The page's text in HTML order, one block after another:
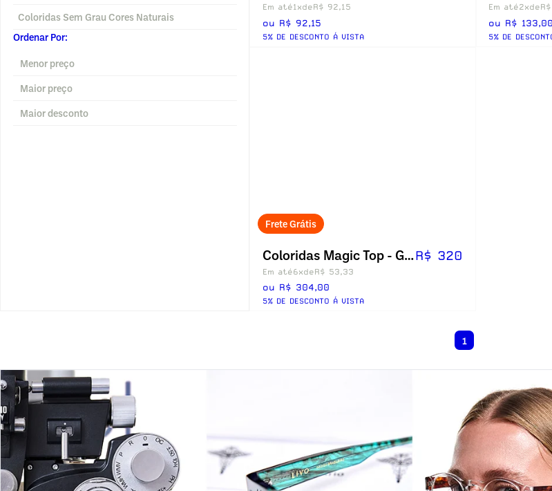
Coloridas Sem Grau Cores Naturais
Ordenar Por:
Menor preço
Maior preço
Maior desconto
Em até1xdeR$ 92,15
ou R$ 92,15
5% DE DESCONTO Á VISTA
Em até2xde
ou R$ 133,00
5% DE
Frete Grátis
Coloridas Magic Top - Graus AltosR$ 320
Em até6xdeR$ 53,33
ou R$ 304,00
5% DE DESCONTO Á VISTA
1